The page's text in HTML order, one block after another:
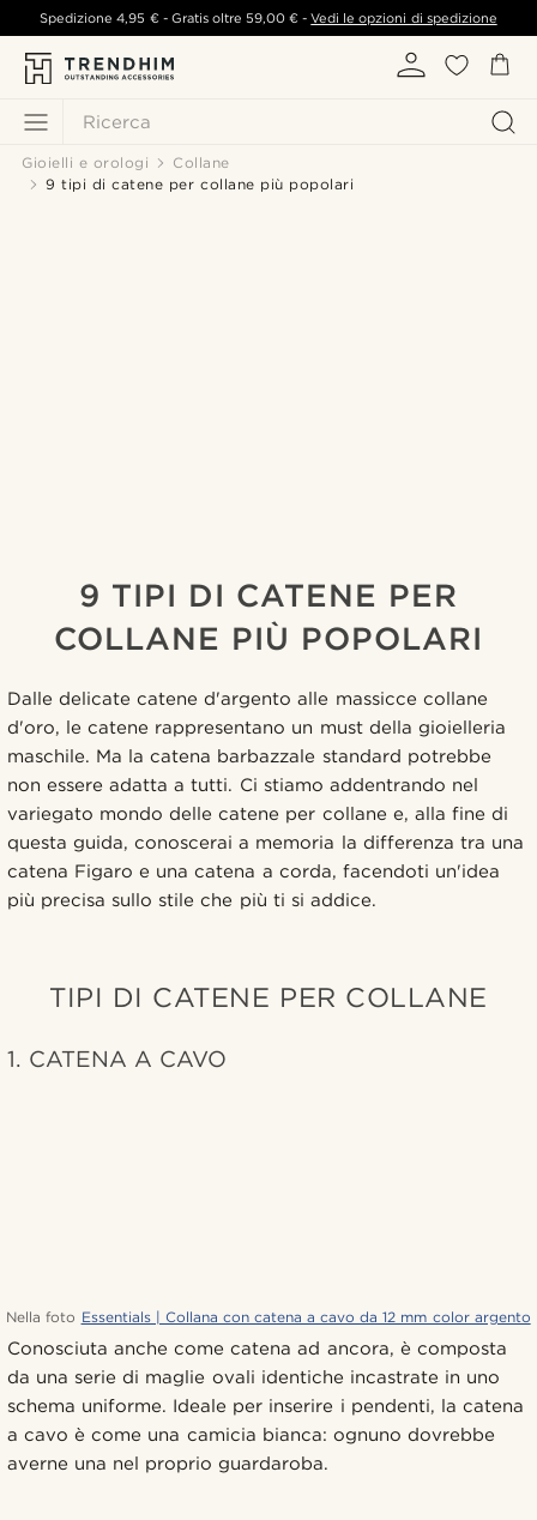
Ricerca
Spedizione4,95 €- Gratis oltre 59,00 € -Vedi le opzioni di spedizione
Gioielli e orologi
Collane
9 tipi di catene per collane più popolari
9 TIPI DI CATENE PER
COLLANE PIÙ POPOLARI
Dalle delicate catene d'argento alle massicce collane
d'oro, le catene rappresentano un must della gioielleria
maschile. Ma la catena barbazzale standard potrebbe
non essere adatta a tutti. Ci stiamo addentrando nel
variegato mondo delle catene per collane e, alla fine di
questa guida, conoscerai a memoria la differenza tra una
catena Figaro e una catena a corda, facendoti un'idea
più precisa sullo stile che più ti si addice.
TIPI DI CATENE PER COLLANE
1. CATENA A CAVO
Nella foto Essentials | Collana con catena a cavo da 12 mm color argento
Conosciuta anche come catena ad ancora, è composta
da una serie di maglie ovali identiche incastrate in uno
schema uniforme. Ideale per inserire i pendenti, la catena
a cavo è come una camicia bianca: ognuno dovrebbe
averne una nel proprio guardaroba.